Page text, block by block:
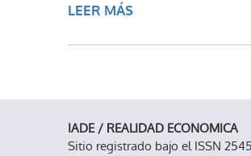
LEER MÁS
IADE / REALIDAD ECONOMICA
Sitio registrado bajo el ISSN